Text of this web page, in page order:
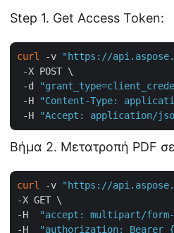
Step 1. Get Access Token:
curl -v "https://
-X POST \
-d
-H
"Content-Type:
-H
"Accept: application/
Βήμα 2. Μετατροπή PDF
curl -v
"https://
-X GET \
-H
"accept: multipart/
-H
"authorization: Bearer